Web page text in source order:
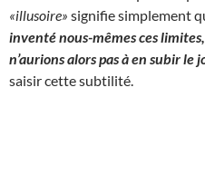
«illusoire» signifie simplement
inventé nous-mêmes ces
n’aurions alors pas à en subir le
saisir cette subtilité.